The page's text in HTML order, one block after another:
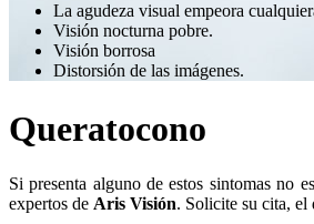
Queratocono
La agudeza visual empeora
Visión nocturna pobre.
Visión borrosa
Distorsión de las imágenes.
Si presenta alguno de estos sintomas no
expertos de Aris Visión. Solicite su cita, el